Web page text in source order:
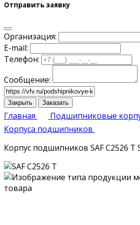
Отправить заявку
Организация:
E-mail:
Телефон:
Сообщение:
Закрыть Заказать
Главная
Подшипниковые
Корпуса подшипников
Корпус подшипников SAF C2526 T